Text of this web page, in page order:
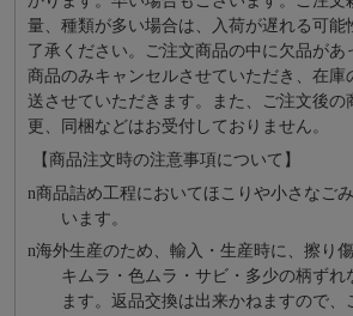
量、種類が多い場合は、入荷が遅れる可能
了承ください。ご注文商品の中に欠品があ
商品のみキャンセルさせていただき、在庫
送させていただきます。また、ご注文後の
更、同梱などはお受付しておりません。
【商品注文時の注意事項について】
n商品詰め⼯程においてほこりや⼩さなご
います。
n海外⽣産のため、輸⼊・⽣産時に、擦り
キムラ・色ムラ・サビ・多少の柄ずれ
ます。返品交換は出来かねますので、